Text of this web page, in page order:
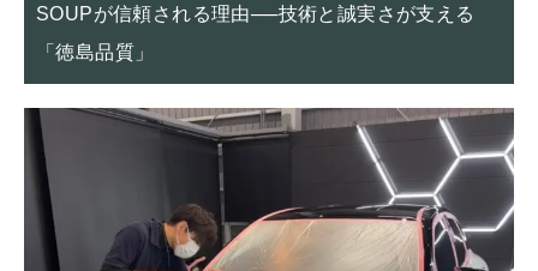
SOUPが信頼される理由──技術と誠実さが支える
「徳島品質」